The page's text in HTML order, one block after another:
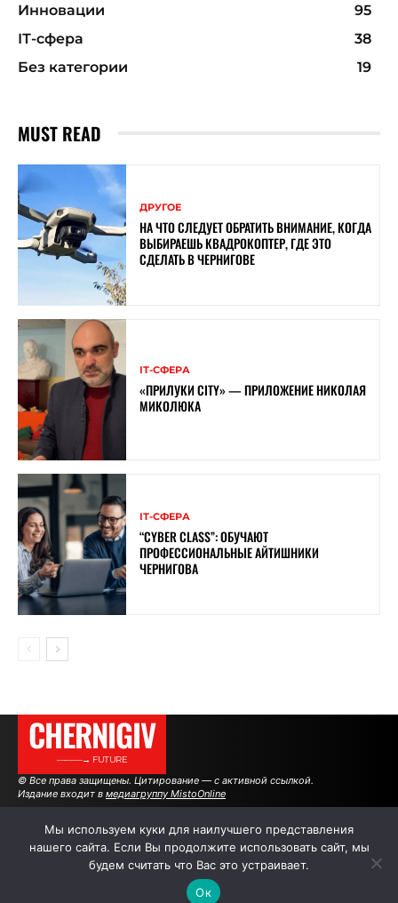
Инновации
95
ІТ-сфера
38
Без категории
19
MUST READ
ДРУГОЕ
НА ЧТО СЛЕДУЕТ ОБРАТИТЬ ВНИМАНИЕ, КОГДА
ВЫБИРАЕШЬ КВАДРОКОПТЕР, ГДЕ ЭТО
СДЕЛАТЬ В ЧЕРНИГОВЕ
ІТ-СФЕРА
«ПРИЛУКИ CITY» — ПРИЛОЖЕНИЕ НИКОЛАЯ
МИКОЛЮКА
ІТ-СФЕРА
“CYBER ​​CLASS”: ОБУЧАЮТ
ПРОФЕССИОНАЛЬНЫЕ АЙТИШНИКИ
ЧЕРНИГОВА
CHERNIGIV
———→ FUTURE
© Все права защищены. Цитирование — с активной ссылкой.
Издание входит в медиагруппу MistoOnline
АВТОРЫ РЕКЛАМА НА САЙТЕ
Мы используем куки для наилучшего представления
нашего сайта. Если Вы продолжите использовать сайт, мы
будем считать что Вас это устраивает.
Ок